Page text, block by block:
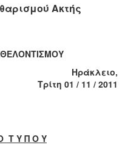
Ακτής
Τρίτη 01 / 11 / 2011
Τ Υ Π Ο Υ